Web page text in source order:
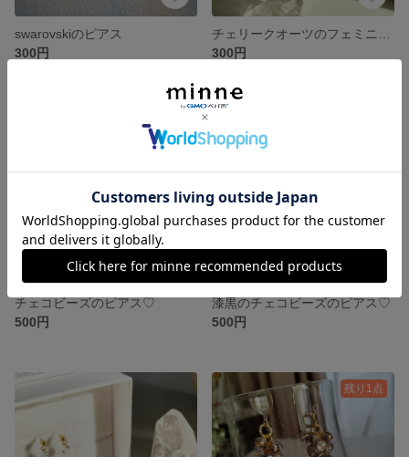
swarovskiのピアス
300円
300円
チェコビーズのピアス♡
500円
漆黒のチェコビーズのピアス♡
500円
残り1点